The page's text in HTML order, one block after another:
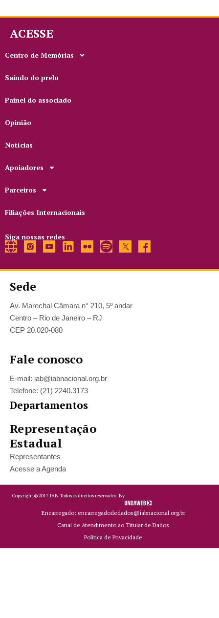
ACESSE
Centro de Memórias
Saindo do prelo
Painel do associado
Opinião
Notícias
Apoiadores
Parceiros
Filiações Internacionais
Siga nossas redes
Sede
Av. Marechal Câmara n° 210, 5º andar
Centro – Rio de Janeiro – RJ
CEP 20.020-080
Fale conosco
E-mail: iab@iabnacional.org.br
Telefone: (21) 2240.3173
Departamentos
Representação
Estadual
Representantes
Acesse a Agenda
Copyright ©2017 IAB.Todos os direitos reservados. By
Encarregado: encarregadodedados@iabnacional.org.br
Canal de Atendimento ao Titular de Dados
Política de Privacidade